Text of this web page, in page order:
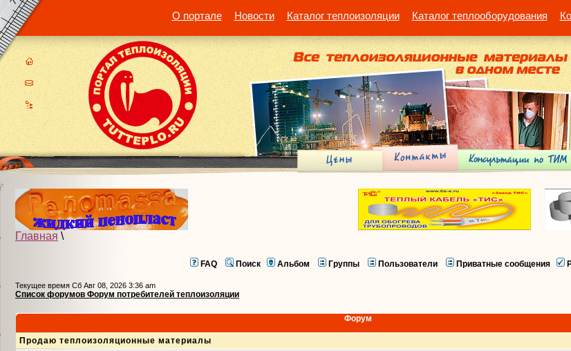
О портале Новости Каталог теплоизоляции Каталог теплооборудования
Главная \
FAQ Поиск Альбом Группы Пользователи Приватные сообщения
Текущее время Сб Авг 08, 2026 3:36 am
Список форумов Форум потребителей теплоизоляции
Форум
Продаю теплоизоляционные материалы